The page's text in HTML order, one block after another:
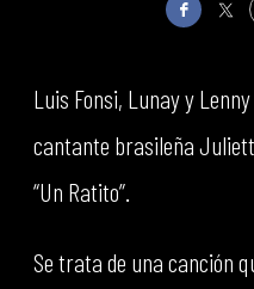
Facebook
Luis Fonsi, Lunay y
cantante brasileña
“Un Ratito”.
Se trata de una canción